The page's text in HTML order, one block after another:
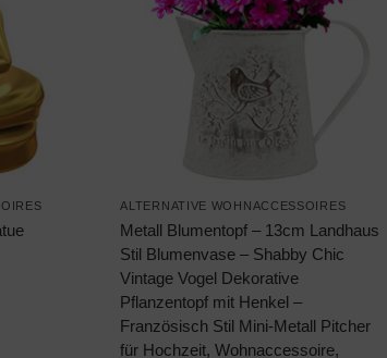
ALTERNATIVE WOHNACCESSOIRES
Metall Blumentopf – 13cm Landhaus
Stil Blumenvase – Shabby Chic
Vintage Vogel Dekorative
Pflanzentopf mit Henkel –
Französisch Stil Mini-Metall Pitcher
für Hochzeit, Wohnaccessoire,